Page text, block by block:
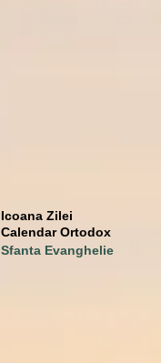
Icoana Zilei
Calendar Ortodox
Sfanta Evanghelie